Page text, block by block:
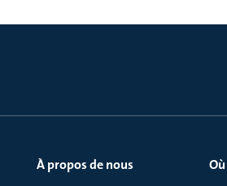
À propos de nous